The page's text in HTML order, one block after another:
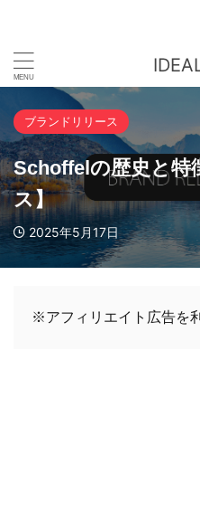
ブランドリリース
Schoffelの歴史と特
ス】
2025年5月17日
※アフィリエイト広告を